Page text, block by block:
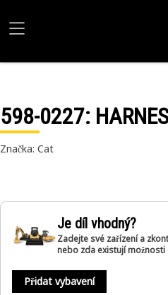
598-0227:
Značka: Cat
Je díl vhodný?
Zadejte své zařízení a
nebo zda existují možnosti
Přidat vybavení